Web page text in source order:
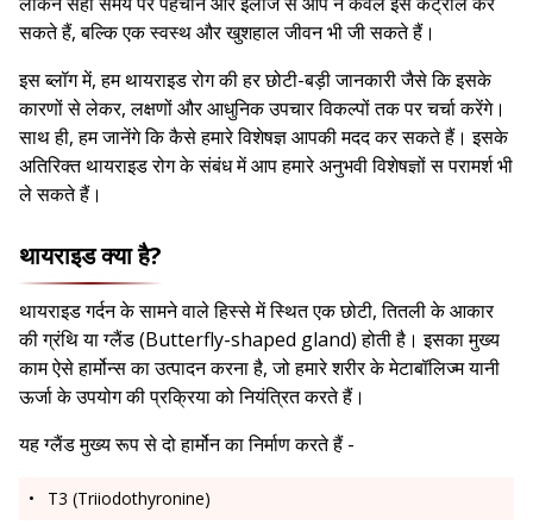
सकते हैं, बल्कि एक स्वस्थ और खुशहाल जीवन भी जी सकते हैं।
इस ब्लॉग में, हम थायराइड रोग की हर छोटी-बड़ी जानकारी जैसे कि इसके
कारणों से लेकर, लक्षणों और आधुनिक उपचार विकल्पों तक पर चर्चा करेंगे।
साथ ही, हम जानेंगे कि कैसे हमारे विशेषज्ञ आपकी मदद कर सकते हैं। इसके
अतिरिक्त थायराइड रोग के संबंध में आप हमारे अनुभवी विशेषज्ञों स परामर्श भी
ले सकते हैं।
थायराइड क्या है?
थायराइड गर्दन के सामने वाले हिस्से में स्थित एक छोटी, तितली के आकार
की ग्रंथि या ग्लैंड (Butterfly-shaped gland) होती है। इसका मुख्य
काम ऐसे हार्मोन्स का उत्पादन करना है, जो हमारे शरीर के मेटाबॉलिज्म यानी
ऊर्जा के उपयोग की प्रक्रिया को नियंत्रित करते हैं।
यह ग्लैंड मुख्य रूप से दो हार्मोन का निर्माण करते हैं -
T3 (Triiodothyronine)